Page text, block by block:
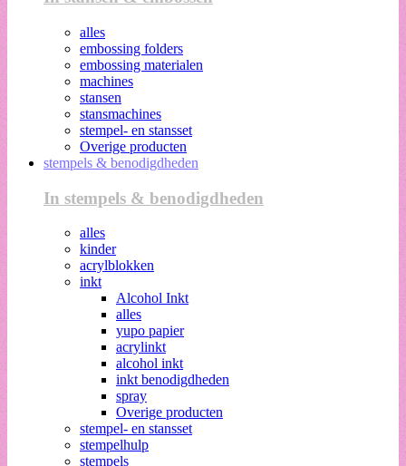
alles
embossing folders
embossing materialen
machines
stansen
stansmachines
stempel- en stansset
Overige producten
stempels & benodigdheden
In stempels & benodigdheden
alles
kinder
acrylblokken
inkt
Alcohol Inkt
alles
yupo papier
acrylinkt
alcohol inkt
inkt benodigdheden
spray
Overige producten
stempel- en stansset
stempelhulp
stempels